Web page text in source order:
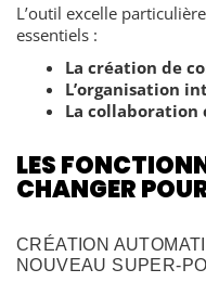
L’outil excelle
essentiels :
La création de
L’organisation
La
LES
CHANGER
CRÉATION
NOUVEAU SUPER-